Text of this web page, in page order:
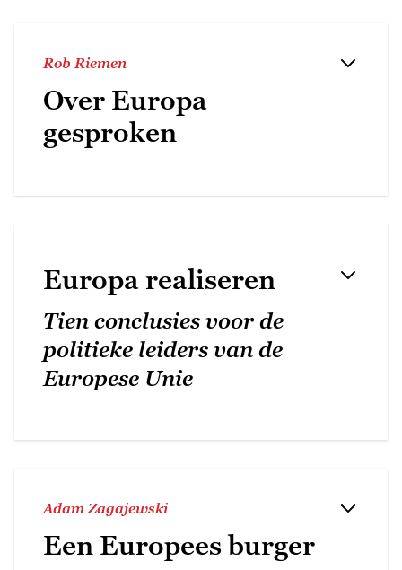
Rob Riemen
Over Europa
gesproken
Europa realiseren
Tien conclusies voor de
politieke leiders van de
Europese Unie
Adam Zagajewski
Een Europees burger